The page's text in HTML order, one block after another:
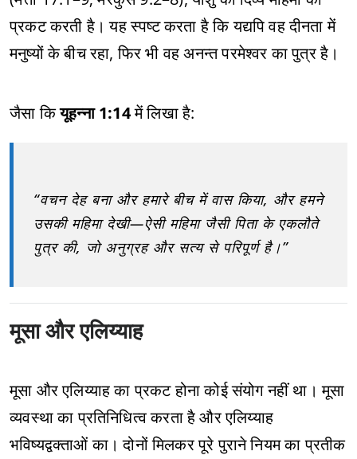
प्रकट करती है। यह स्पष्ट करता है कि यद्यपि वह दीनता में
मनुष्यों के बीच रहा, फिर भी वह अनन्त परमेश्वर का पुत्र है।
जैसा कियूहन्ना 1:14में लिखा है:
“वचन देह बना और हमारे बीच में वास किया, और हमने
उसकी महिमा देखी—ऐसी महिमा जैसी पिता के एकलौते
पुत्र की, जो अनुग्रह और सत्य से परिपूर्ण है।”
मूसा और एलिय्याह
मूसा और एलिय्याह का प्रकट होना कोई संयोग नहीं था। मूसा
व्यवस्था का प्रतिनिधित्व करता है और एलिय्याह
भविष्यद्वक्ताओं का। दोनों मिलकर पूरे पुराने नियम का प्रतीक